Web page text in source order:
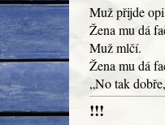
Muž přijde
Žena mu dá
Muž mlčí.
Žena mu dá
„No tak
!!!